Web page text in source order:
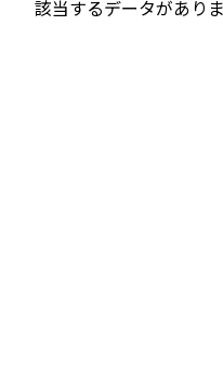
該当するデータがありま